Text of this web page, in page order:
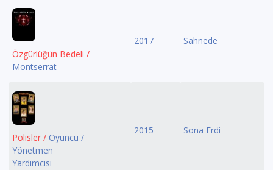
Özgürlüğün Bedeli /
Montserrat
2017 Sahnede
Polisler / Oyuncu /
Yönetmen
Yardımcısı
2015 Sona Erdi